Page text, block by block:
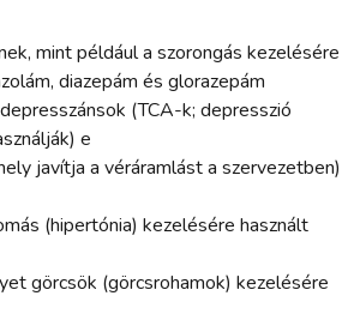
mint például a szorongás kezelésére
diazepám és glorazepám
(TCA-k; depresszió
e
javítja a véráramlást a szervezetben)
(hipertónia) kezelésére használt
görcsök (görcsrohamok) kezelésére